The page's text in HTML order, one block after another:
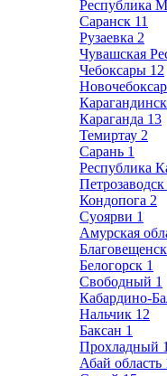
Республика
Саранск 11
Рузаевка 2
Чувашская
Чебоксары 12
Караганда 13
Темиртау 2
Сарань 1
Республика
Петрозаводск
Кондопога 2
Суоярви 1
Амурская
Благовещенск
Белогорск 1
Свободный 1
Кабардино-
Нальчик 12
Баксан 1
Прохладный 1
Абай область